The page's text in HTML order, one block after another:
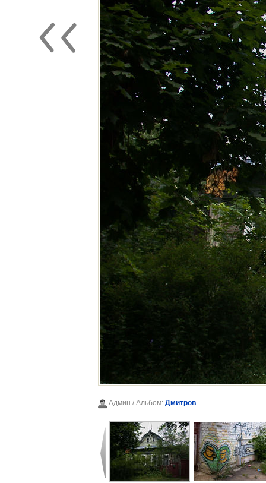
Админ / Альбом: Дмитров